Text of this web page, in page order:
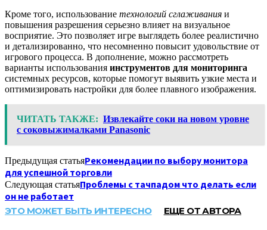
Кроме того, использование технологий сглаживания и
повышения разрешения серьезно влияет на визуальное
восприятие. Это позволяет игре выглядеть более реалистично
и детализированно, что несомненно повысит удовольствие от
игрового процесса. В дополнение, можно рассмотреть
варианты использования инструментов для мониторинга
системных ресурсов, которые помогут выявить узкие места и
оптимизировать настройки для более плавного изображения.
ЧИТАТЬ ТАКЖЕ: Извлекайте соки на новом уровне
с соковыжималками Panasonic
Предыдущая статьяРекомендации по выбору монитора
для успешной торговли
Следующая статьяПроблемы с тачпадом что делать если
он не работает
ЭТО МОЖЕТ БЫТЬ ИНТЕРЕСНО ЕЩЕ ОТ АВТОРА